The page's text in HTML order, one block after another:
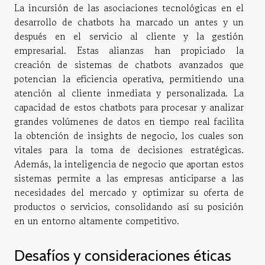
La incursión de las asociaciones tecnológicas en el
desarrollo de chatbots ha marcado un antes y un
después en el servicio al cliente y la gestión
empresarial. Estas alianzas han propiciado la
creación de sistemas de chatbots avanzados que
potencian la eficiencia operativa, permitiendo una
atención al cliente inmediata y personalizada. La
capacidad de estos chatbots para procesar y analizar
grandes volúmenes de datos en tiempo real facilita
la obtención de insights de negocio, los cuales son
vitales para la toma de decisiones estratégicas.
Además, la inteligencia de negocio que aportan estos
sistemas permite a las empresas anticiparse a las
necesidades del mercado y optimizar su oferta de
productos o servicios, consolidando así su posición
en un entorno altamente competitivo.
Desafíos y consideraciones éticas